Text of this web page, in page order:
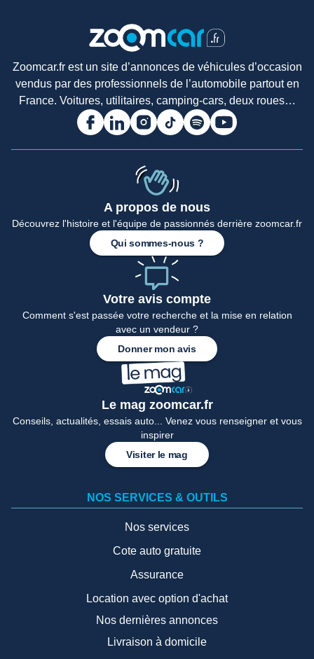
Zoomcar.fr est un site d’annonces de véhicules d’occasion
vendus par des professionnels de l’automobile partout en
France. Voitures, utilitaires, camping-cars, deux roues…
A propos de nous
Découvrez l'histoire et l'équipe de passionnés derrière zoomcar.fr
Qui sommes-nous ?
Votre avis compte
Comment s'est passée votre recherche et la mise en relation
avec un vendeur ?
Donner mon avis
Le mag zoomcar.fr
Conseils, actualités, essais auto... Venez vous renseigner et vous
inspirer
Visiter le mag
NOS SERVICES & OUTILS
Nos services
Cote auto gratuite
Assurance
Location avec option d'achat
Nos dernières annonces
Livraison à domicile